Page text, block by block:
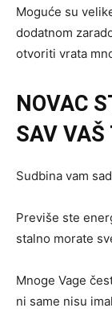
Moguće su
dodatnom
otvoriti vrata
NOVAC
SAV VAŠ
Sudbina vam
Previše ste
stalno morate
Mnoge Vage
ni same nisu